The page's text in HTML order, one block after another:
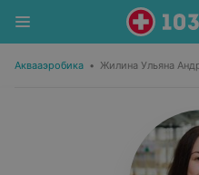
Аквааэробика • Жилина Ульяна